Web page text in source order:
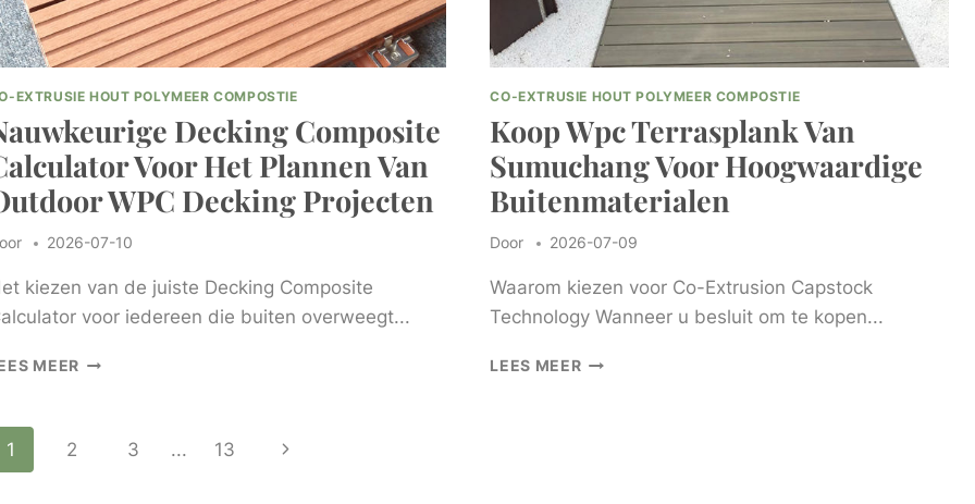
EXTRUSIE HOUT POLYMEER COMPOSTIE
Decking Composite
Voor Het Plannen Van
WPC Decking Projecten
2026-07-10
kiezen van de juiste Decking Composite
voor iedereen die buiten overweegt...
MEERNAUWKEURIGE
CO-EXTRUSIE HOUT POLYMEER COMPOSTIE
Koop Wpc Terrasplank Van
Sumuchang Voor Hoogwaardige
Buitenmaterialen
Door 2026-07-09
Waarom kiezen voor Co-Extrusion Capstock
Technology Wanneer u besluit om te kopen...
LEES MEERKOOP
1 2 3 ... 13
Volgende